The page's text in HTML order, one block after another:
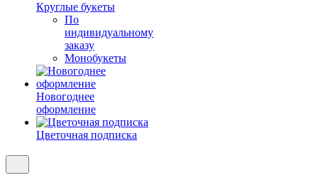
Круглые букеты
По
индивидуальному
заказу
Монобукеты
Новогоднее
оформление
Цветочная подписка